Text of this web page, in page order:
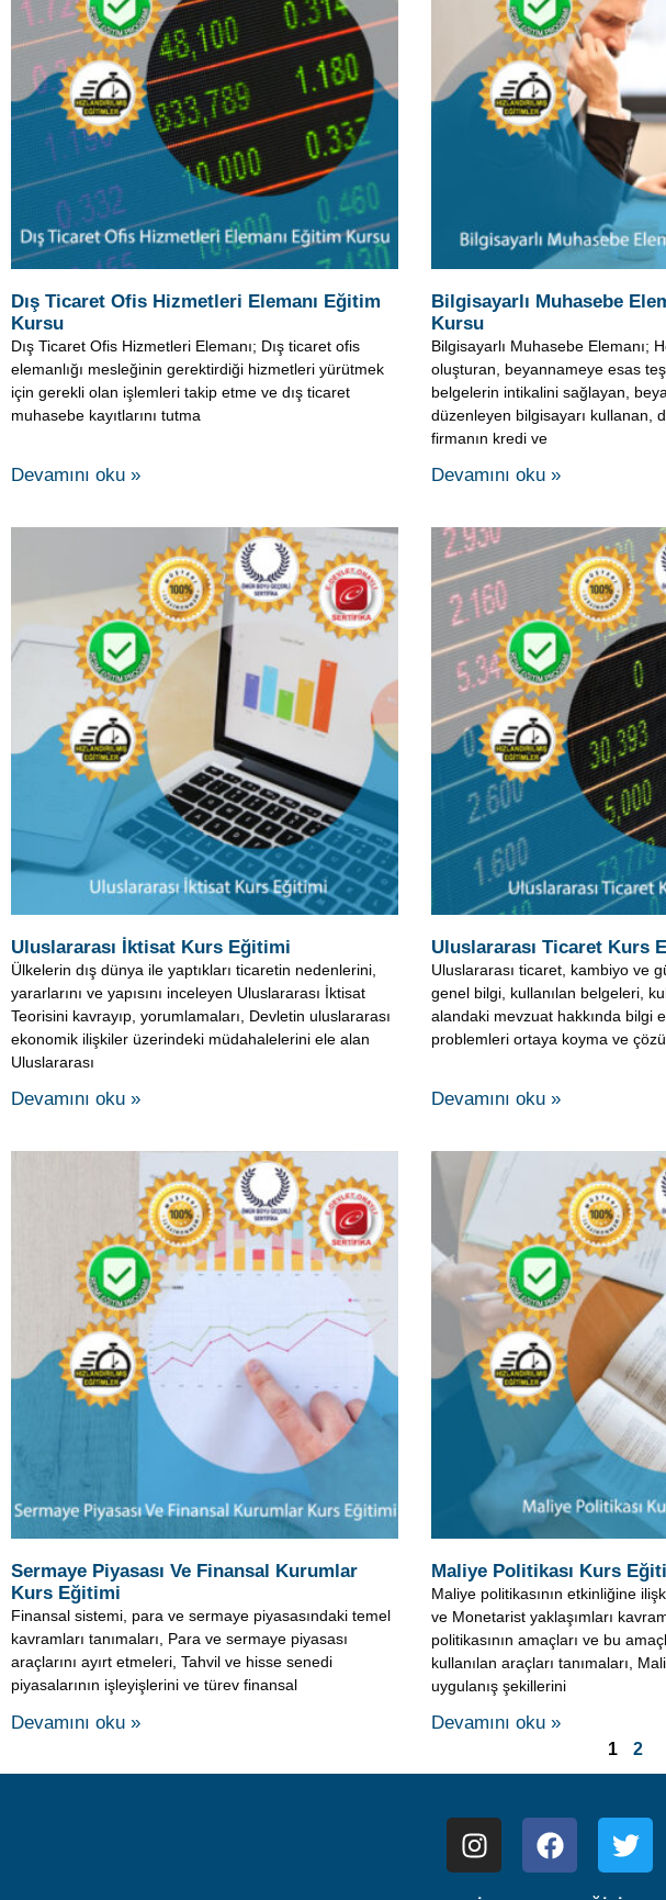
Dış Ticaret Ofis Hizmetleri Elemanı Eğitim
Kursu
Dış Ticaret Ofis Hizmetleri Elemanı; Dış ticaret ofis
elemanlığı mesleğinin gerektirdiği hizmetleri yürütmek
için gerekli olan işlemleri takip etme ve dış ticaret
muhasebe kayıtlarını tutma
Devamını oku »
Bilgisayarlı Muhasebe
Bilgisayarlı Muhasebe Elemanı;
oluşturan, beyannameye esas
belgelerin intikalini sağlayan,
düzenleyen bilgisayarı kullanan,
firmanın kredi ve
Devamını oku »
Uluslararası İktisat Kurs Eğitimi
Ülkelerin dış dünya ile yaptıkları ticaretin nedenlerini,
yararlarını ve yapısını inceleyen Uluslararası İktisat
Teorisini kavrayıp, yorumlamaları, Devletin uluslararası
ekonomik ilişkiler üzerindeki müdahalelerini ele alan
Uluslararası
Devamını oku »
Uluslararası Ticaret Kurs
Uluslararası ticaret, kambiyo ve
genel bilgi, kullanılan belgeleri,
alandaki mevzuat hakkında bilgi
problemleri ortaya koyma ve
Devamını oku »
Sermaye Piyasası Ve Finansal Kurumlar
Finansal sistemi, para ve sermaye piyasasındaki temel
kavramları tanımaları, Para ve sermaye piyasası
araçlarını ayırt etmeleri, Tahvil ve hisse senedi
piyasalarının işleyişlerini ve türev finansal
Devamını oku »
Maliye Politikası Kurs
Maliye politikasının etkinliğine
ve Monetarist yaklaşımları
politikasının amaçları ve bu
kullanılan araçları tanımaları,
uygulanış şekillerini
Devamını oku »
1 2
MERKEZİ UZAKTAN EĞİTİM
© 2007 – 2024 Kaynak gösterilmesi koşulu ile dahi site